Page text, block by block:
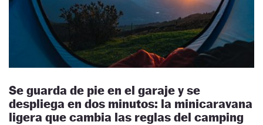
Se guarda de pie en el garaje y se
despliega en dos minutos: la minicaravana
ligera que cambia las reglas del camping